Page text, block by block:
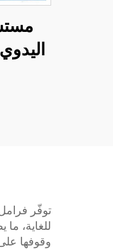
توفّر
للغاية،
وقوفها